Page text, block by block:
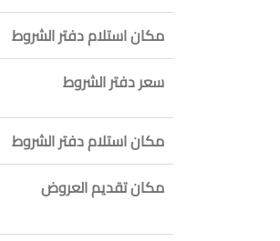
مكان استلام دفتر الشروط
سعر دفتر الشروط
مكان استلام دفتر الشروط
مكان تقديم العروض